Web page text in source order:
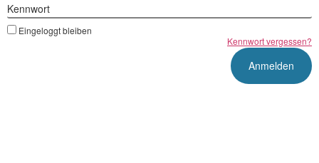
Kennwort
Eingeloggt bleiben
Kennwort vergessen?